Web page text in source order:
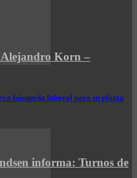
búsqueda laboral para su planta
Korn –
informa: Turnos de